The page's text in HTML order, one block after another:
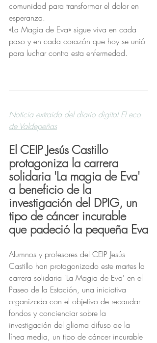
comunidad para transformar el dolor en
esperanza.
«La Magia de Eva» sigue viva en cada
paso y en cada corazón que hoy se unió
para luchar contra esta enfermedad.
Noticia extraida del diario digital El eco
de Valdepeñas
El CEIP Jesús Castillo
protagoniza la carrera
solidaria 'La magia de Eva'
a beneficio de la
investigación del DPIG, un
tipo de cáncer incurable
que padeció la pequeña Eva
Alumnos y profesores del CEIP Jesús
Castillo han protagonizado este martes la
carrera solidaria 'La Magia de Eva' en el
Paseo de la Estación, una iniciativa
organizada con el objetivo de recaudar
fondos y concienciar sobre la
investigación del glioma difuso de la
línea media, un tipo de cáncer incurable